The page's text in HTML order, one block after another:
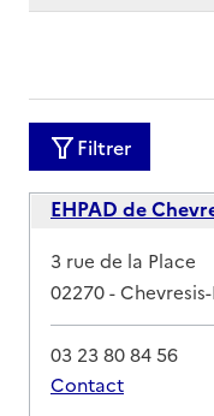
Filtrer
EHPAD de
Adresse
3 rue de la Place
02270-
03 23 80 84 56
Contact